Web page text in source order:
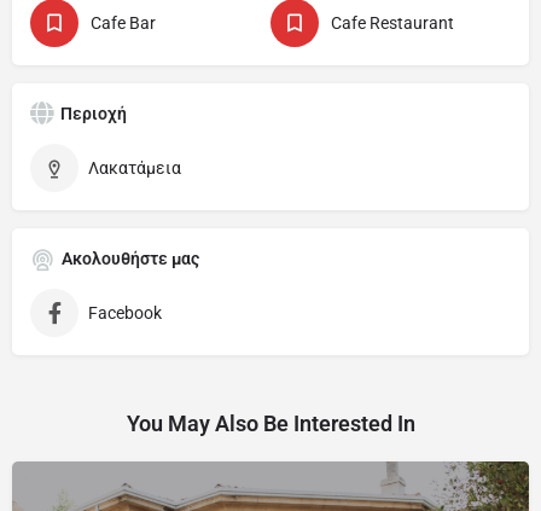
Cafe Bar Cafe Restaurant
Περιοχή
Λακατάμεια
Ακολουθήστε μας
Facebook
You May Also Be Interested In